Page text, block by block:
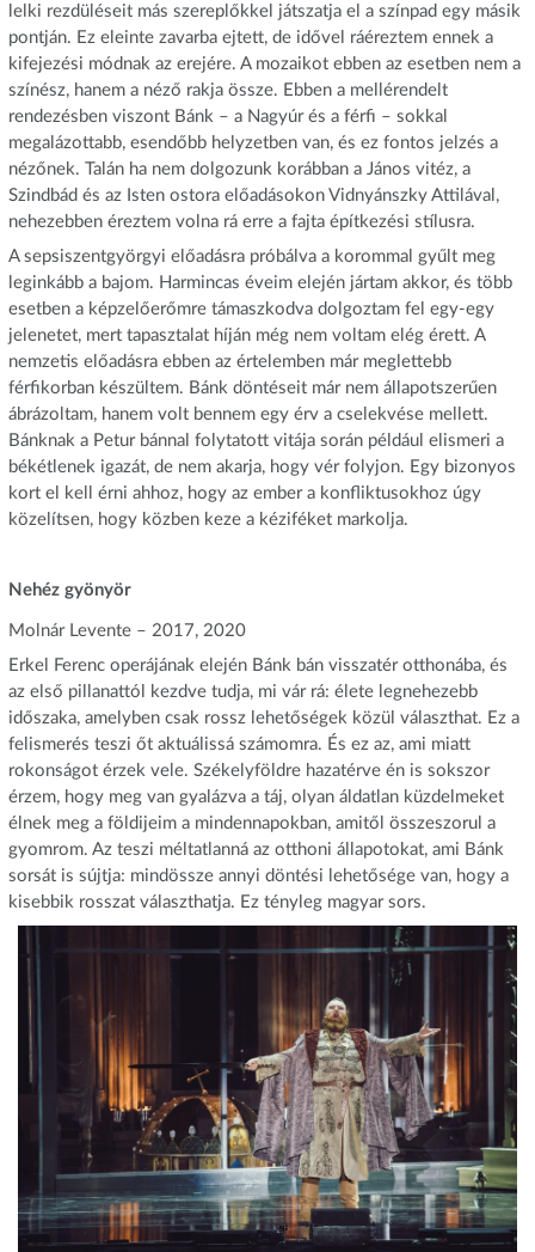
lelki rezdüléseit más szereplőkkel játszatja el a színpad egy másik
pontján. Ez eleinte zavarba ejtett, de idővel ráéreztem ennek a
kifejezési módnak az erejére. A mozaikot ebben az esetben nem a
színész, hanem a néző rakja össze. Ebben a mellérendelt
rendezésben viszont Bánk – a Nagyúr és a férfi – sokkal
megalázottabb, esendőbb helyzetben van, és ez fontos jelzés a
nézőnek. Talán ha nem dolgozunk korábban a János vitéz, a
Szindbád és az Isten ostora előadásokon Vidnyánszky Attilával,
nehezebben éreztem volna rá erre a fajta építkezési stílusra.
A sepsiszentgyörgyi előadásra próbálva a korommal gyűlt meg
leginkább a bajom. Harmincas éveim elején jártam akkor, és több
esetben a képzelőerőmre támaszkodva dolgoztam fel egy-egy
jelenetet, mert tapasztalat híján még nem voltam elég érett. A
nemzetis előadásra ebben az értelemben már meglettebb
férfikorban készültem. Bánk döntéseit már nem állapotszerűen
ábrázoltam, hanem volt bennem egy érv a cselekvése mellett.
Bánknak a Petur bánnal folytatott vitája során például elismeri a
békétlenek igazát, de nem akarja, hogy vér folyjon. Egy bizonyos
kort el kell érni ahhoz, hogy az ember a konfliktusokhoz úgy
közelítsen, hogy közben keze a kéziféket markolja.
Nehéz gyönyör
Molnár Levente – 2017, 2020
Erkel Ferenc operájának elején Bánk bán visszatér otthonába, és
az első pillanattól kezdve tudja, mi vár rá: élete legnehezebb
időszaka, amelyben csak rossz lehetőségek közül választhat. Ez a
felismerés teszi őt aktuálissá számomra. És ez az, ami miatt
rokonságot érzek vele. Székelyföldre hazatérve én is sokszor
érzem, hogy meg van gyalázva a táj, olyan áldatlan küzdelmeket
élnek meg a földijeim a mindennapokban, amitől összeszorul a
gyomrom. Az teszi méltatlanná az otthoni állapotokat, ami Bánk
sorsát is sújtja: mindössze annyi döntési lehetősége van, hogy a
kisebbik rosszat választhatja. Ez tényleg magyar sors.